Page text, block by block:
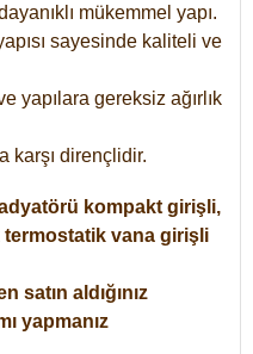
mükemmel yapı.
sayesinde kaliteli ve
yapılara gereksiz ağırlık
karşı dirençlidir.
kompakt girişli,
vana girişli
satın aldığınız
yapmanız